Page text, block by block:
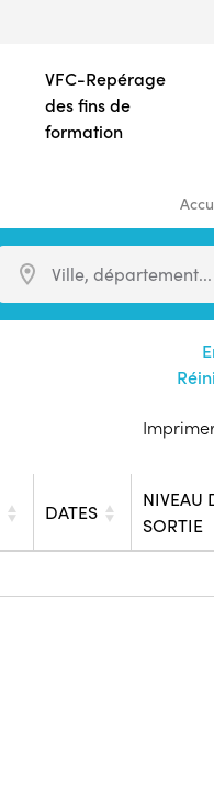
VFC-Repérage
des fins de
formation
Ville
Ville, département...
DATES
NIVEAU
SORTIE